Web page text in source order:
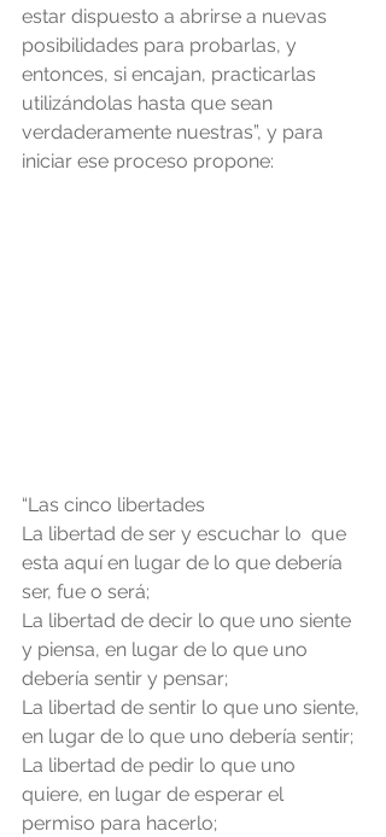
estar dispuesto a abrirse a nuevas
posibilidades para probarlas, y
entonces, si encajan, practicarlas
utilizándolas hasta que sean
verdaderamente nuestras”, y para
iniciar ese proceso propone:
“Las cinco libertades
La libertad de ser y escuchar lo  que
esta aquí en lugar de lo que debería
ser, fue o será;
La libertad de decir lo que uno siente
y piensa, en lugar de lo que uno
debería sentir y pensar;
La libertad de sentir lo que uno siente,
en lugar de lo que uno debería sentir;
La libertad de pedir lo que uno
quiere, en lugar de esperar el
permiso para hacerlo;